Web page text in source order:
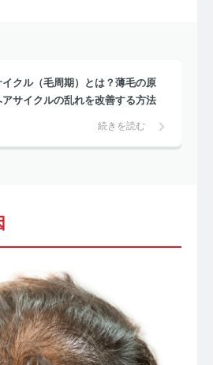
イクル（毛周期）とは？薄毛の原
アサイクルの乱れを改善する方法
続きを読む